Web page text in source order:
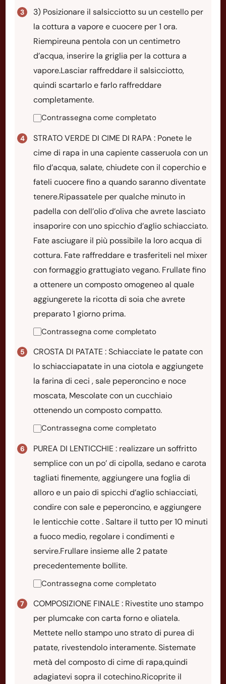
3) Posizionare il salsicciotto su un cestello per
la cottura a vapore e cuocere per 1 ora.
Riempireuna pentola con un centimetro
d’acqua, inserire la griglia per la cottura a
vapore.Lasciar raffreddare il salsicciotto,
quindi scartarlo e farlo raffreddare
completamente.
Contrassegna come completato
STRATO VERDE DI CIME DI RAPA : Ponete le
cime di rapa in una capiente casseruola con un
filo d’acqua, salate, chiudete con il coperchio e
fateli cuocere fino a quando saranno diventate
tenere.Ripassatele per qualche minuto in
padella con dell’olio d’oliva che avrete lasciato
insaporire con uno spicchio d’aglio schiacciato.
Fate asciugare il più possibile la loro acqua di
cottura. Fate raffreddare e trasferiteli nel mixer
con formaggio grattugiato vegano. Frullate fino
a ottenere un composto omogeneo al quale
aggiungerete la ricotta di soia che avrete
preparato 1 giorno prima.
Contrassegna come completato
CROSTA DI PATATE : Schiacciate le patate con
lo schiacciapatate in una ciotola e aggiungete
la farina di ceci , sale peperoncino e noce
moscata, Mescolate con un cucchiaio
ottenendo un composto compatto.
Contrassegna come completato
PUREA DI LENTICCHIE : realizzare un soffritto
semplice con un po’ di cipolla, sedano e carota
tagliati finemente, aggiungere una foglia di
alloro e un paio di spicchi d’aglio schiacciati,
condire con sale e peperoncino, e aggiungere
le lenticchie cotte . Saltare il tutto per 10 minuti
a fuoco medio, regolare i condimenti e
servire.Frullare insieme alle 2 patate
precedentemente bollite.
Contrassegna come completato
COMPOSIZIONE FINALE : Rivestite uno stampo
per plumcake con carta forno e oliatela.
Mettete nello stampo uno strato di purea di
patate, rivestendolo interamente. Sistemate
metà del composto di cime di rapa,quindi
adagiatevi sopra il cotechino.Ricoprite il